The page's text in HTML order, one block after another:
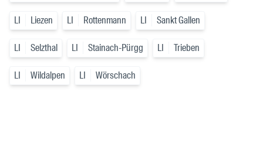
LI Liezen LI Rottenmann LI Sankt Gallen
LI Selzthal LI Stainach-Pürgg LI Trieben
LI Wildalpen LI Wörschach